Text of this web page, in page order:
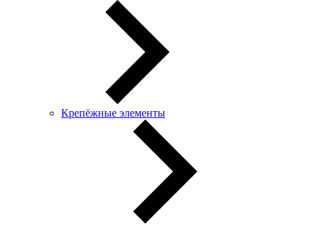
Крепёжные элементы